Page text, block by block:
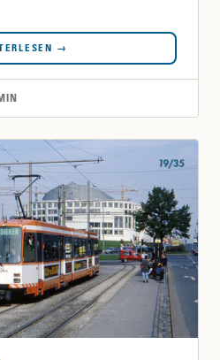
→